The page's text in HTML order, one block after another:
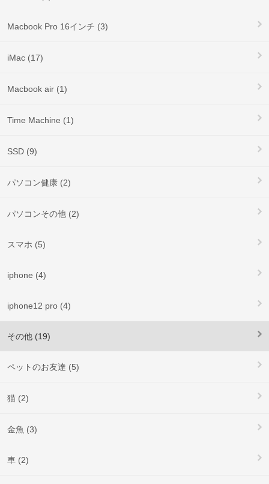
Macbook Pro 16インチ (3)
iMac (17)
Macbook air (1)
Time Machine (1)
SSD (9)
パソコン健康 (2)
パソコンその他 (2)
スマホ (5)
iphone (4)
iphone12 pro (4)
その他 (19)
ペットのお友達 (5)
猫 (2)
金魚 (3)
車 (2)